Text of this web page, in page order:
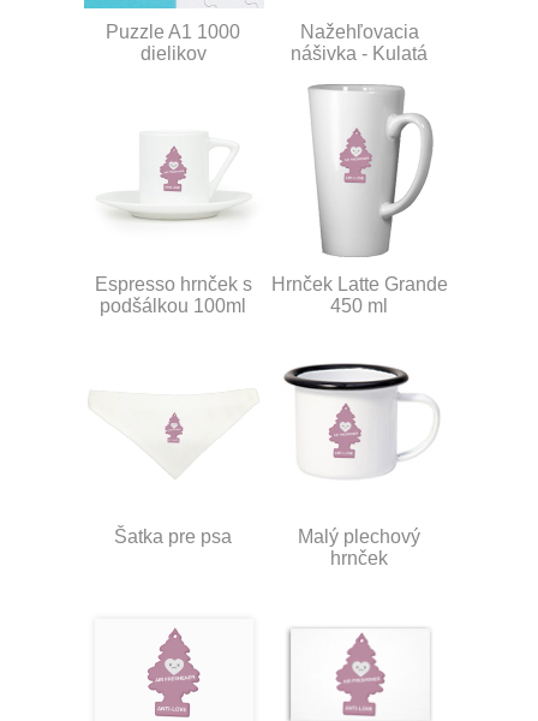
Puzzle A1 1000
dielikov
Nažehľovacia
nášivka - Kulatá
Espresso hrnček s
podšálkou 100ml
Hrnček Latte Grande
450 ml
Šatka pre psa
Malý plechový
hrnček